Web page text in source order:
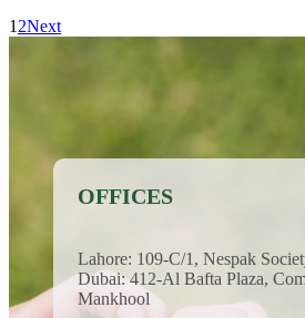
1 2Next
OFFICES
Lahore: 109-C/1, Nespak
Dubai: 412-Al Bafta Plaza,
Mankhool